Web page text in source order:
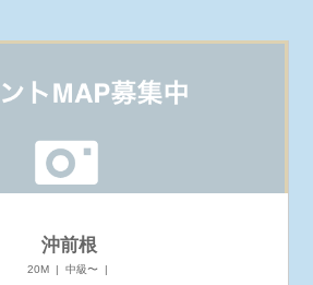
沖前根
20M | 中級〜 |